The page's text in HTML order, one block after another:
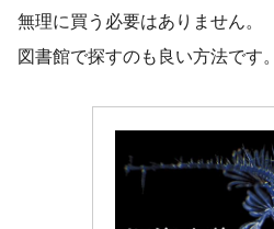
無理に買う必要はありません。
図書館で探すのも良い方法です。